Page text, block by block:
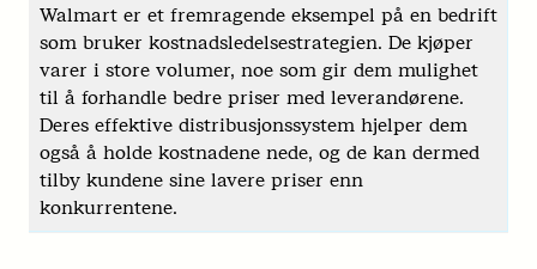
Walmart er et fremragende eksempel på en bedrift
som bruker kostnadsledelsestrategien. De kjøper
varer i store volumer, noe som gir dem mulighet
til å forhandle bedre priser med leverandørene.
Deres effektive distribusjonssystem hjelper dem
også å holde kostnadene nede, og de kan dermed
tilby kundene sine lavere priser enn
konkurrentene.